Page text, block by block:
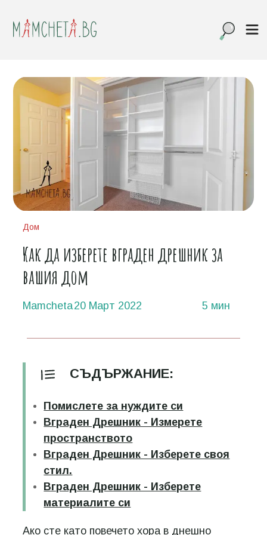
Дом
Как да изберете вграден дрешник за
вашия дом
Mamcheta20 Март 2022 5 мин
СЪДЪРЖАНИЕ:
Помислете за нуждите си
Вграден Дрешник - Измерете
пространството
Вграден Дрешник - Изберете своя
стил.
Вграден Дрешник - Изберете
материалите си
Ако сте като повечето хора в днешно